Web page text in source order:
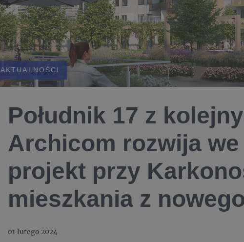
AKTUALNOŚCI
Południk 17 z
Archicom rozwija we
projekt przy
mieszkania z
01 lutego 2024